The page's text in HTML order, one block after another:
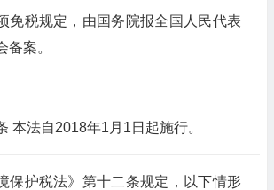
免税规定，由国务院报全国人民代表
备案。
本法自2018年1月1日起施行。
保护税法》第十二条规定，以下情形